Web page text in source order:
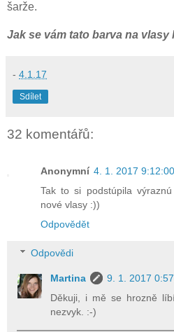
šarže.
Jak se vám tato barva na vlasy
- 4.1.17
Sdílet
32 komentářů:
Anonymní 4. 1. 2017 9:12:00
Tak to si podstúpila
nové vlasy :))
Odpovědět
Odpovědi
Martina
9. 1. 2017
Děkuji, i mě se hrozně
nezvyk. :-)